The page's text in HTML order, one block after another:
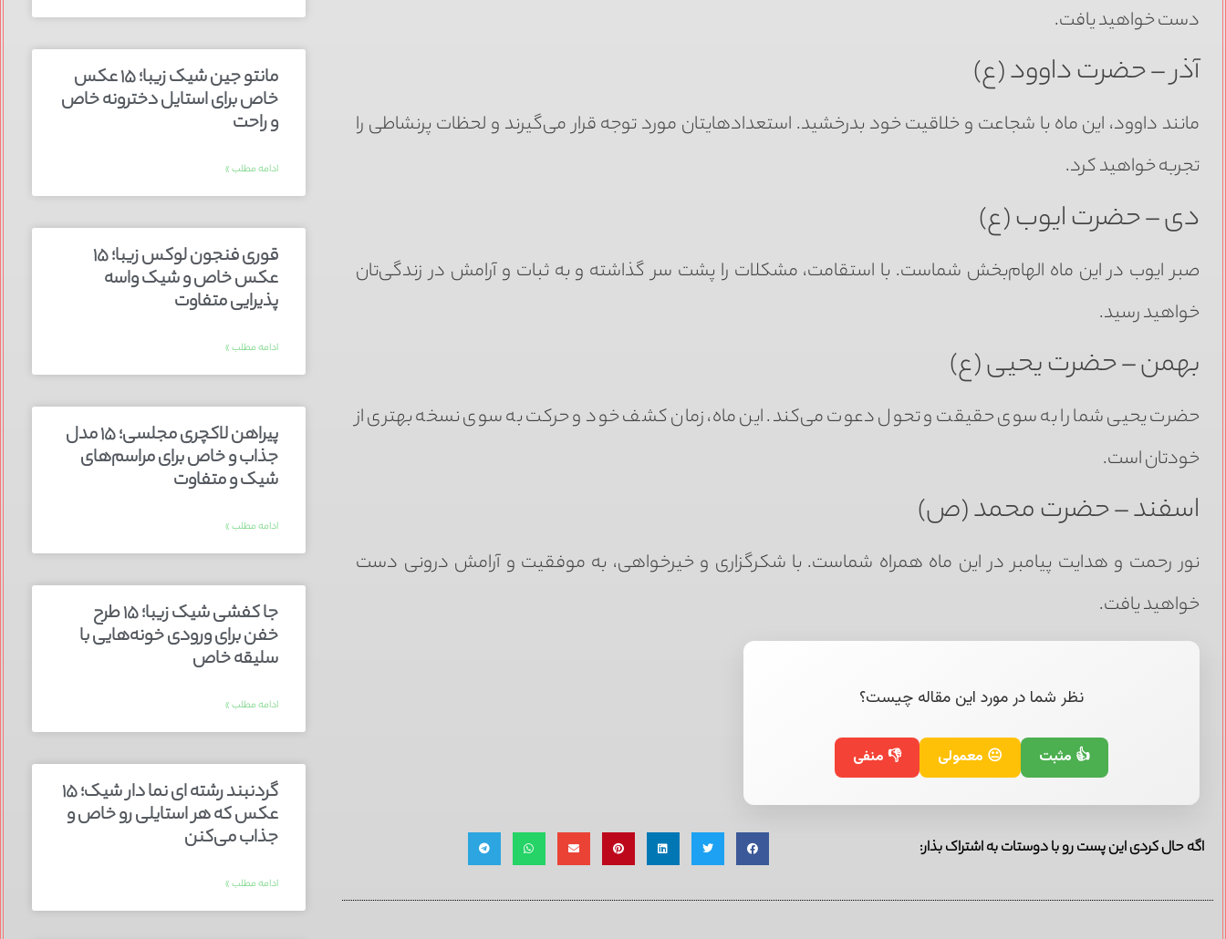
دست خواهید یافت.
آذر – حضرت داوود (ع)
مانند داوود، این ماه با شجاعت و خلاقیت خود بدرخشید. استعدادهایتان مورد توجه قرار می‌گیرند و لحظات پرنشاطی را
تجربه خواهید کرد.
دی – حضرت ایوب (ع)
صبر ایوب در این ماه الهام‌بخش شماست. با استقامت، مشکلات را پشت سر گذاشته و به ثبات و آرامش در زندگی‌تان
خواهید رسید.
بهمن – حضرت یحیی (ع)
حضرت یحیی شما را به سوی حقیقت و تحول دعوت می‌کند. این ماه، زمان کشف خود و حرکت به سوی نسخه بهتری از
خودتان است.
اسفند – حضرت محمد (ص)
نور رحمت و هدایت پیامبر در این ماه همراه شماست. با شکرگزاری و خیرخواهی، به موفقیت و آرامش درونی دست
خواهید یافت.
نظر شما در مورد این مقاله چیست؟
👍 مثبت 😐 معمولی 👎 منفی
اگه حال کردی این پست رو با دوستات به اشتراک بذار:
مانتو جین شیک زیبا؛ ۱۵ عکس
خاص برای استایل دخترونه خاص
و راحت
ادامه مطلب »
قوری فنجون لوکس زیبا؛ ۱۵
عکس خاص و شیک واسه
پذیرایی متفاوت
ادامه مطلب »
پیراهن لاکچری مجلسی؛ ۱۵ مدل
جذاب و خاص برای مراسم‌های
شیک و متفاوت
ادامه مطلب »
جا کفشی شیک زیبا؛ ۱۵ طرح
خفن برای ورودی خونه‌هایی با
سلیقه خاص
ادامه مطلب »
گردنبند رشته ای نما دار شیک؛ ۱۵
عکس که هر استایلی رو خاص و
جذاب می‌کنن
ادامه مطلب »